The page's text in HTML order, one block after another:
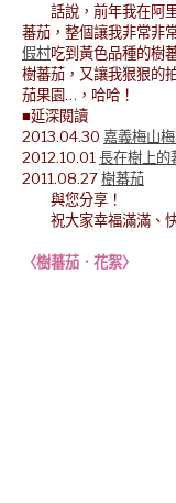
話說，前年我在阿
蕃茄，整個讓我非常非
假村吃到黃色品種的樹
樹蕃茄，又讓我狠狠的
茄果園…，哈哈！
■延深閱讀
2013.04.30 嘉義梅山
2012.10.01 長在樹上的
2011.08.27樹蕃茄
與您分享！
祝大家幸福滿滿、快
◎海水
〈樹蕃茄．花絮〉